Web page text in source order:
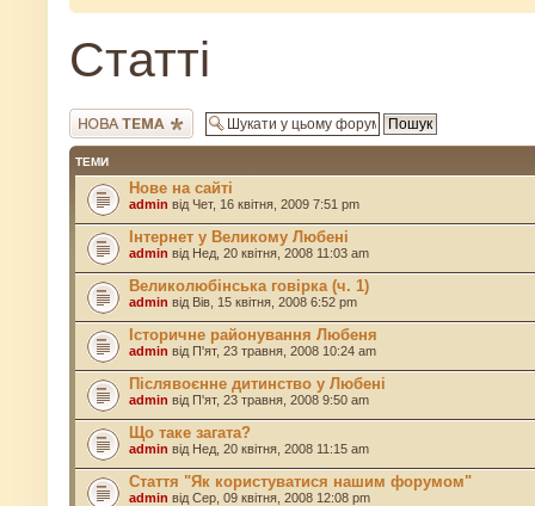
Статті
Створити нову тему
ТЕМИ
Нове на сайті
admin від Чет, 16 квітня, 2009 7:51 pm
Інтернет у Великому Любені
admin від Нед, 20 квітня, 2008 11:03 am
Великолюбінська говірка (ч. 1)
admin від Вів, 15 квітня, 2008 6:52 pm
Історичне районування Любеня
admin від П'ят, 23 травня, 2008 10:24 am
Післявоєнне дитинство у Любені
admin від П'ят, 23 травня, 2008 9:50 am
Що таке загата?
admin від Нед, 20 квітня, 2008 11:15 am
Стаття "Як користуватися нашим форумом"
admin від Сер, 09 квітня, 2008 12:08 pm